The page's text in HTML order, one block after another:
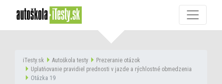
iTesty.sk Autoškola testy
Prezeranie otázok
Uplatňovanie pravidiel prednosti v jazde a rýchlostné obmedzenia
Otázka 19